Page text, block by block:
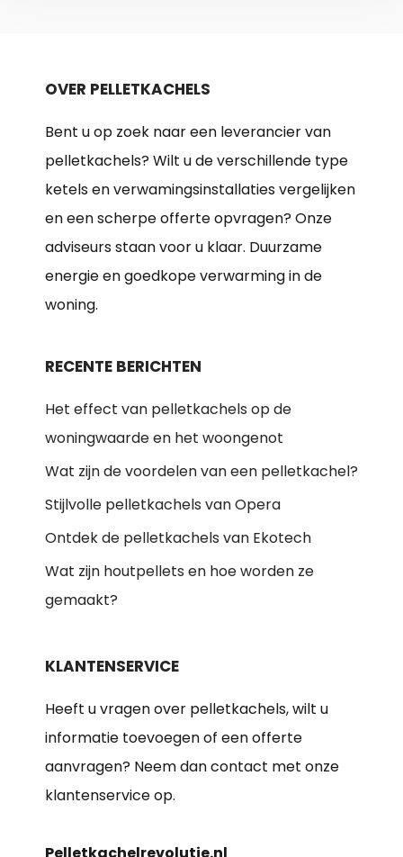
OVER PELLETKACHELS
Bent u op zoek naar een leverancier van
pelletkachels? Wilt u de verschillende type
ketels en verwamingsinstallaties vergelijken
en een scherpe offerte opvragen? Onze
adviseurs staan voor u klaar. Duurzame
energie en goedkope verwarming in de
woning.
RECENTE BERICHTEN
Het effect van pelletkachels op de
woningwaarde en het woongenot
Wat zijn de voordelen van een pelletkachel?
Stijlvolle pelletkachels van Opera
Ontdek de pelletkachels van Ekotech
Wat zijn houtpellets en hoe worden ze
gemaakt?
KLANTENSERVICE
Heeft u vragen over pelletkachels, wilt u
informatie toevoegen of een offerte
aanvragen? Neem dan contact met onze
klantenservice op.
Pelletkachelrevolutie.nl